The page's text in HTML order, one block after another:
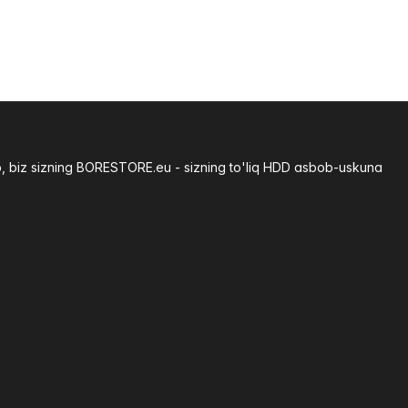
sizning BORESTORE.eu - sizning to'liq HDD asbob-uskuna